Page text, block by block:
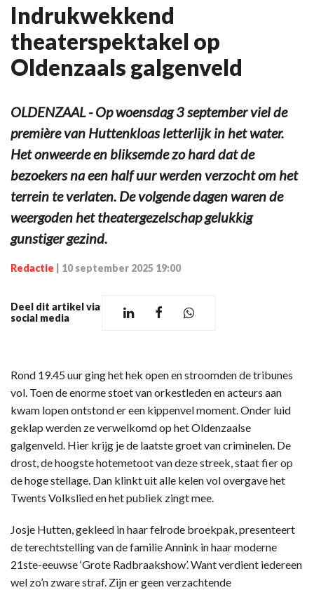
Indrukwekkend
theaterspektakel op
Oldenzaals galgenveld
OLDENZAAL - Op woensdag 3 september viel de
première van Huttenkloas letterlijk in het water.
Het onweerde en bliksemde zo hard dat de
bezoekers na een half uur werden verzocht om het
terrein te verlaten. De volgende dagen waren de
weergoden het theatergezelschap gelukkig
gunstiger gezind.
Redactie 10 september 2025 19:00
Deel dit artikel via
social media
Rond 19.45 uur ging het hek open en stroomden de tribunes
vol. Toen de enorme stoet van orkestleden en acteurs aan
kwam lopen ontstond er een kippenvel moment. Onder luid
geklap werden ze verwelkomd op het Oldenzaalse
galgenveld. Hier krijg je de laatste groet van criminelen. De
drost, de hoogste hotemetoot van deze streek, staat fier op
de hoge stellage. Dan klinkt uit alle kelen vol overgave het
Twents Volkslied en het publiek zingt mee.
Josje Hutten, gekleed in haar felrode broekpak, presenteert
de terechtstelling van de familie Annink in haar moderne
21ste-eeuwse ‘Grote Radbraakshow’. Want verdient iedereen
wel zo’n zware straf. Zijn er geen verzachtende